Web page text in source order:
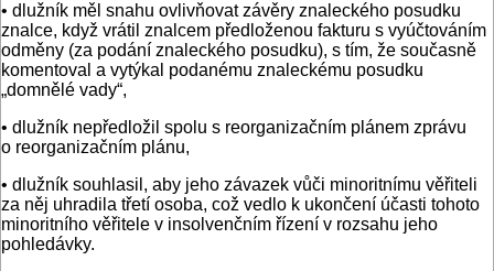
• dlužník měl snahu ovlivňovat závěry znaleckého posudku
znalce, když vrátil znalcem předloženou fakturu s vyúčtováním
odměny (za podání znaleckého posudku), s tím, že současně
komentoval a vytýkal podanému znaleckému posudku
„domnělé vady“,
• dlužník nepředložil spolu s reorganizačním plánem zprávu
o reorganizačním plánu,
• dlužník souhlasil, aby jeho závazek vůči minoritnímu věřiteli
za něj uhradila třetí osoba, což vedlo k ukončení účasti tohoto
minoritního věřitele v insolvenčním řízení v rozsahu jeho
pohledávky.